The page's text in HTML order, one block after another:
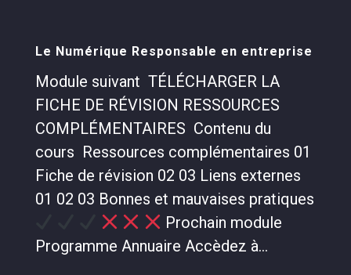
Le Numérique Responsable en entreprise
Module suivant TÉLÉCHARGER LA
FICHE DE RÉVISION RESSOURCES
COMPLÉMENTAIRES Contenu du
cours Ressources complémentaires 01
Fiche de révision 02 03 Liens externes
01 02 03 Bonnes et mauvaises pratiques
Prochain module
Programme Annuaire Accèdez à...